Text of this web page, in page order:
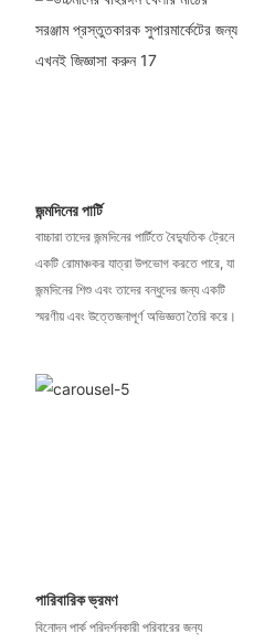
জন্মদিনের পার্টি
বাচ্চারা তাদের জন্মদিনের পার্টিতে বৈদ্যুতিক ট্রেনে
একটি রোমাঞ্চকর যাত্রা উপভোগ করতে পারে, যা
জন্মদিনের শিশু এবং তাদের বন্ধুদের জন্য একটি
স্মরণীয় এবং উত্তেজনাপূর্ণ অভিজ্ঞতা তৈরি করে।
পারিবারিক ভ্রমণ
বিনোদন পার্ক পরিদর্শনকারী পরিবারের জন্য